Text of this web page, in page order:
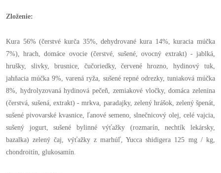
Zloženie:
Kura 56% (čerstvé kurča 35%, dehydrované kura 14%, kuracia múčka
7%), hrach, domáce ovocie (čerstvé, sušené, ovocný extrakt) - jablká,
hrušky, slivky, brusnice, čučoriedky, červené hrozno, hydinový tuk,
jahňacia múčka 9%, varená ryža, sušené repné odrezky, tuniaková múčka
8%, hydrolyzovaná hydinová pečeň, zemiakové vločky, domáca zelenina
(čerstvá, sušená, extrakt) - mrkva, paradajky, zelený hrášok, zelený špenát,
sušené pivovarské kvasnice, ľanové semeno, slnečnicový olej, celé vajcia,
sušený jogurt, sušené bylinné výťažky (rozmarín, nechtík lekársky,
bazalka) zelený čaj, výťažky z marhúľ, Yucca shidigera 125 mg / kg,
chondroitín, glukosamín.